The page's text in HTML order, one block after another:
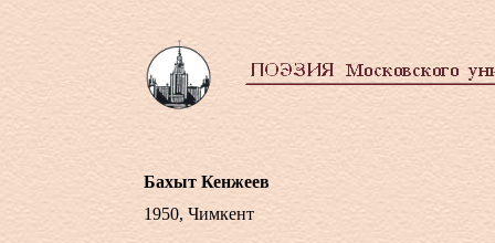
Бахыт Кенжеев
1950, Чимкент